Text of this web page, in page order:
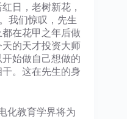
日，老树新花，
我们惊叹，先生
在花甲之年后做
的天才投资大师
始做自己想做的
。这在先生的身
教育学界将为